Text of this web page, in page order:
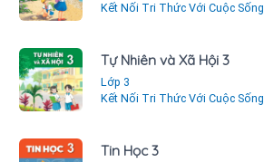
Kết Nối Tri Thức Với Cuộc Sống
Tự Nhiên và Xã Hội 3
Lớp 3
Kết Nối Tri Thức Với Cuộc Sống
Tin Học 3